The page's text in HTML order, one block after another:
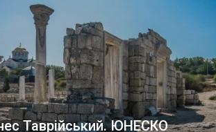
доби. Раритети викрадені з фондів об’єкту
спадщини ЮНЕСКО «Херсонеса Таврійського».
на виставку «Золото Візантії», але експерти та
вважають це лише […]
Таврійський. ЮНЕСКО